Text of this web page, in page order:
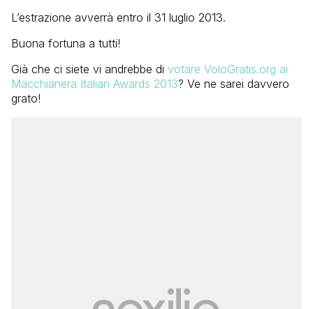
L’estrazione avverrà entro il 31 luglio 2013.
Buona fortuna a tutti!
Già che ci siete vi andrebbe di votare VoloGratis.org ai
Macchianera Italian Awards 2013? Ve ne sarei davvero
grato!